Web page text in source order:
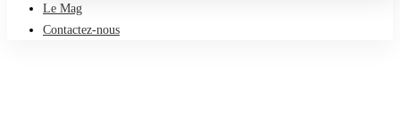
Le Mag
Contactez-nous